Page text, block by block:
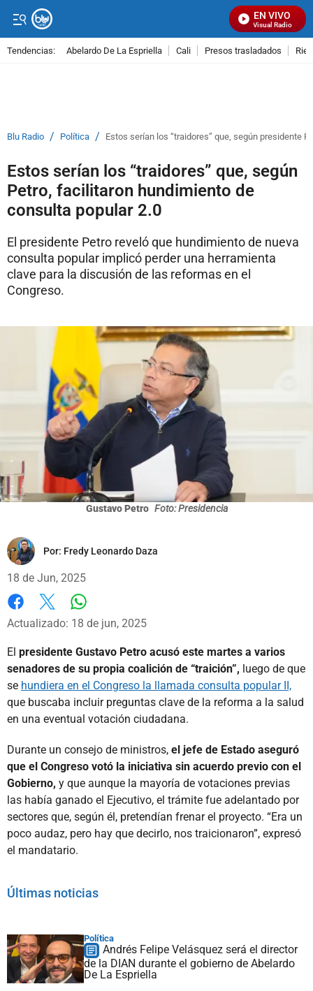
EN VIVO
Señal Visual Radio
Tendencias: Abelardo De La Espriella Cali Presos trasladados
Blu Radio / Política / Estos serían los “traidores” que, según presidente
Estos serían los “traidores” que, según
Petro, facilitaron hundimiento de
consulta popular 2.0
El presidente Petro reveló que hundimiento de nueva
consulta popular implicó perder una herramienta
clave para la discusión de las reformas en el
Congreso.
Gustavo Petro Foto: Presidencia
Por: Fredy Leonardo Daza
18 de Jun, 2025
Facebook
X
Actualizado: 18 de jun, 2025
El presidente Gustavo Petro acusó este martes a varios
senadores de su propia coalición de “traición”, luego de que
se hundiera en el Congreso la llamada consulta popular II,
que buscaba incluir preguntas clave de la reforma a la salud
en una eventual votación ciudadana.
Durante un consejo de ministros, el jefe de Estado aseguró
que el Congreso votó la iniciativa sin acuerdo previo con el
Gobierno, y que aunque la mayoría de votaciones previas
las había ganado el Ejecutivo, el trámite fue adelantado por
sectores que, según él, pretendían frenar el proyecto. “Era un
poco audaz, pero hay que decirlo, nos traicionaron”, expresó
el mandatario.
Últimas noticias
Política
Andrés Felipe Velásquez será el director
de la DIAN durante el gobierno de Abelardo
De La Espriella